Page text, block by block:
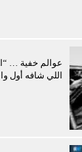
عوالم خفية …
اللي شافه أول